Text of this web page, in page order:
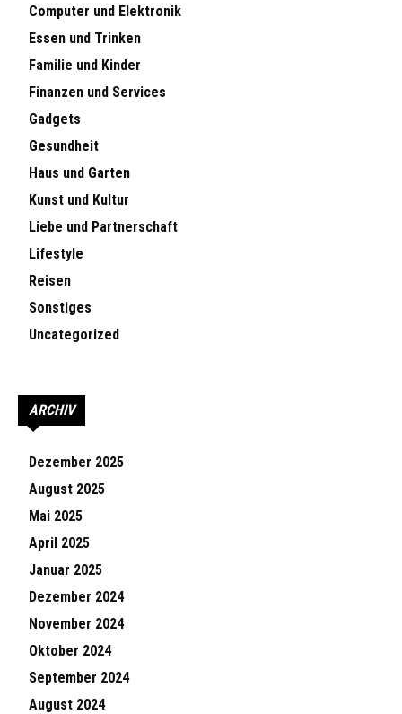
Computer und Elektronik
Essen und Trinken
Familie und Kinder
Finanzen und Services
Gadgets
Gesundheit
Haus und Garten
Kunst und Kultur
Liebe und Partnerschaft
Lifestyle
Reisen
Sonstiges
Uncategorized
ARCHIV
Dezember 2025
August 2025
Mai 2025
April 2025
Januar 2025
Dezember 2024
November 2024
Oktober 2024
September 2024
August 2024